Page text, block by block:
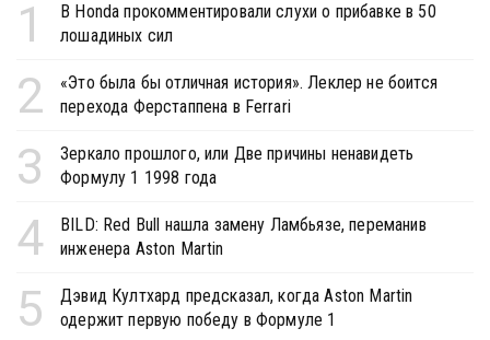
1
В Honda прокомментировали слухи о прибавке в 50
лошадиных сил
2
«Это была бы отличная история». Леклер не боится
перехода Ферстаппена в Ferrari
3
Зеркало прошлого, или Две причины ненавидеть
Формулу 1 1998 года
4
BILD: Red Bull нашла замену Ламбьязе, переманив
инженера Aston Martin
5
Дэвид Култхард предсказал, когда Aston Martin
одержит первую победу в Формуле 1